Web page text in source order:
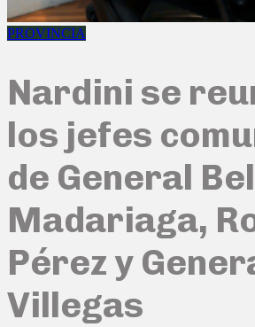
PROVINCIA
Nardini se
los jefes
de General
Madariaga,
Pérez y
Villegas